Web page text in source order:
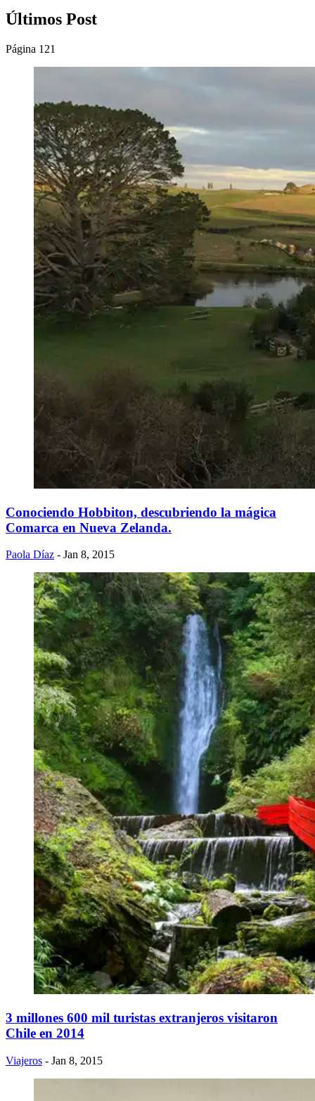
Últimos Post
Página 121
Conociendo Hobbiton, descubriendo la mágica
Comarca en Nueva Zelanda.
Paola Díaz - Jan 8, 2015
3 millones 600 mil turistas extranjeros visitaron
Chile en 2014
Viajeros - Jan 8, 2015